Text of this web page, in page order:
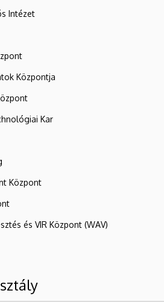
Intézet
Központja
Kar
Központ
és VIR Központ (WAV)